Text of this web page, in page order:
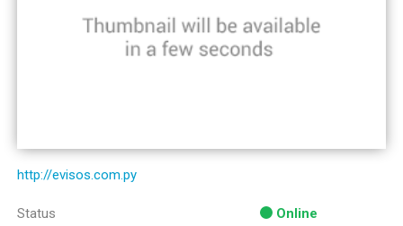
http://evisos.com.py
Status Online